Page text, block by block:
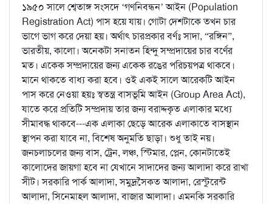
১৯৫০ সালে শ্বেতাঙ্গ সংসদে ‘গণনিবন্ধন’ আইন (Population
Registration Act) পাস হয়ে যায়। গোটা দেশটাকে তখন চার
ভাগে ভাগ করে দেয়া হয়। অর্থাৎ চারপ্রকার বর্ণঃ সাদা, “রঙ্গিন”,
ভারতীয়, কালো। অনেকটা সনাতন হিন্দু সম্প্রদায়ের চার বর্ণের
মত। একেক সম্প্রদায়ের জন্য একেক রঙের পরিচয়পত্র থাকবে।
মানে থাকতে বাধ্য করা হবে। ওই একই সালে আরেকটি আইন
পাস করে নেওয়া হয়ঃ স্বতন্ত্র বাসভূমি আইন (Group Area Act),
যাতে করে প্রতিটি সম্প্রদায় তার জন্য বরাদ্দকৃত এলাকার মধ্যে
সীমাবদ্ধ থাকবে---এক এলাকা ছেড়ে আরেক এলাকাতে বাসস্থান
স্থাপন করা যাবে না, বিশেষ অনুমতি ছাড়া। শুধু তাই নয়।
জনচলাচলের জন্য বাস, ট্রেন, লঞ্চ, স্টিমার, প্লেন, কোনটাতেই
কালোদের জায়গা হবে না যেখানে সাদাদের জন্য আলাদা করে রাখা
সীট। সরকারি পার্ক আলাদা, সমুদ্রসৈকত আলাদা, রেস্টুরেন্ট
আলাদা, সিনেমাহল আলাদা, বাজার আলাদা। এমনকি সরকারি